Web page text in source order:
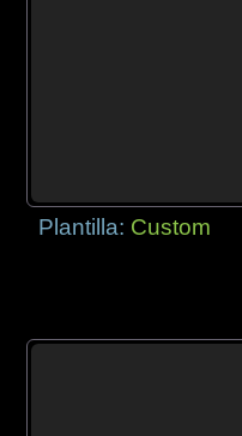
Plantilla: Custom